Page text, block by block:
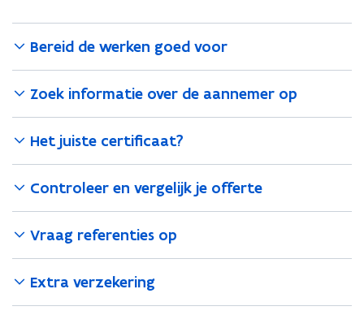
o
p
n
i
e
u
w
v
e
Bereid de werken goed voor
Zoek informatie over de aannemer op
Het juiste certificaat?
Controleer en vergelijk je offerte
Vraag referenties op
Extra verzekering